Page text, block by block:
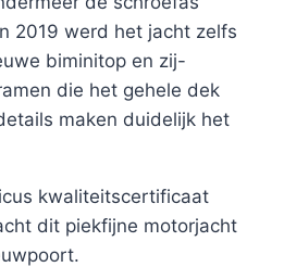
2019 werd het jacht zelfs
biminitop en zij-
die het gehele dek
maken duidelijk het
kwaliteitscertificaat
dit piekfijne motorjacht